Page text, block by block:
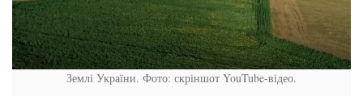
Землі України. Фото: скріншот YouTube-відео.